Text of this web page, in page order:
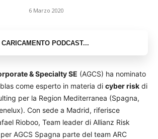
6 Marzo 2020
& Specialty SE (AGCS) ha nominato
come esperto in materia di cyber risk di
per la Region Mediterranea (Spagna,
Con sede a Madrid, riferisce
Rioboo, Team leader di Allianz Risk
AGCS Spagna parte del team ARC